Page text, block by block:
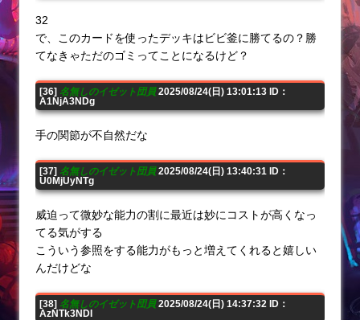
32
で、このカードを使ったデッキはビビ釜に勝てるの？勝
てなきゃただのゴミってことになるけど？
[36] 名無しのイゼット団員2025/08/24(日) 13:01:13 ID：
A1NjA3NDg
手の関節が不自然だな
[37] 名無しのイゼット団員2025/08/24(日) 13:40:31 ID：
U0MjUyNTg
威迫って微妙な能力の割に最近は妙にコストが高くなっ
てる気がする
こういう参照をする能力がもっと増えてくれると嬉しい
んだけどな
[38] 名無しのイゼット団員2025/08/24(日) 14:37:32 ID：
AzNTk3NDI